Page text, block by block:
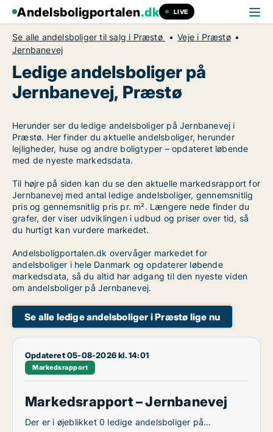
Andelsboligportalen.dk LIVE
Se alle andelsboliger til salg i Præstø
Veje i Præstø
Jernbanevej
Ledige andelsboliger på
Jernbanevej, Præstø
Herunder ser du ledige andelsboliger på Jernbanevej i
Præstø. Her finder du aktuelle andelsboliger, herunder
lejligheder, huse og andre boligtyper – opdateret løbende
med de nyeste markedsdata.
Til højre på siden kan du se den aktuelle markedsrapport for
Jernbanevej med antal ledige andelsboliger, gennemsnitlig
pris og gennemsnitlig pris pr. m². Længere nede finder du
grafer, der viser udviklingen i udbud og priser over tid, så
du hurtigt kan vurdere markedet.
Andelsboligportalen.dk overvåger markedet for
andelsboliger i hele Danmark og opdaterer løbende
markedsdata, så du altid har adgang til den nyeste viden
om andelsboliger på Jernbanevej.
Se alle ledige andelsboliger i Præstø lige nu
Opdateret 05-08-2026 kl. 14:01
Markedsrapport
Markedsrapport – Jernbanevej
Der er i øjeblikket 0 ledige andelsboliger på